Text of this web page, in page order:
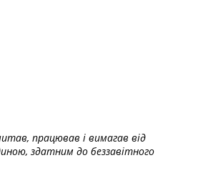
працював і вимагав від
здатним до беззавітного